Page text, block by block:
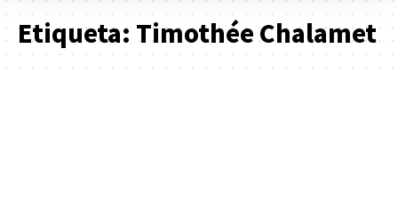
Etiqueta: Timothée Chalamet